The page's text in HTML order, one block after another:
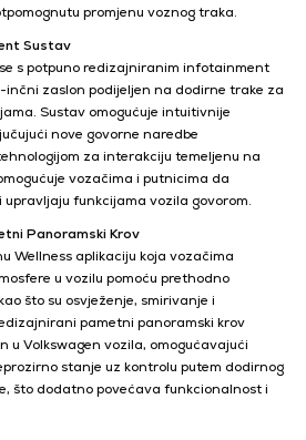
promjenu voznog traka.
Sustav
s potpuno redizajniranim infotainment
inčni zaslon podijeljen na dodirne trake za
Sustav omogućuje intuitivnije
nove govorne naredbe
za interakciju temeljenu na
vozačima i putnicima da
funkcijama vozila govorom.
Panoramski Krov
Wellness aplikaciju koja vozačima
u vozilu pomoću prethodno
što su osvježenje, smirivanje i
pametni panoramski krov
u Volkswagen vozila, omogućavajući
stanje uz kontrolu putem dodirnog
što dodatno povećava funkcionalnost i